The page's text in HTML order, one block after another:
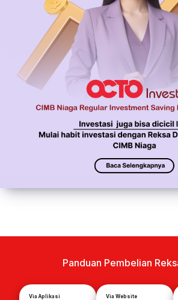
Panduan Pembelian
Via Aplikasi Via Website